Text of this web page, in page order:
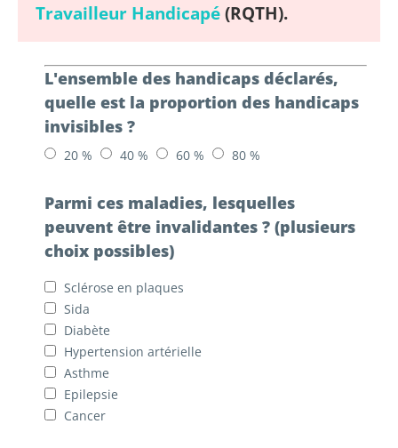
Travailleur Handicapé (RQTH).
L'ensemble des handicaps déclarés,
quelle est la proportion des handicaps
invisibles ?
20 % 40 % 60 % 80 %
Parmi ces maladies, lesquelles
peuvent être invalidantes ? (plusieurs
choix possibles)
Sclérose en plaques
Sida
Diabète
Hypertension artérielle
Asthme
Epilepsie
Cancer